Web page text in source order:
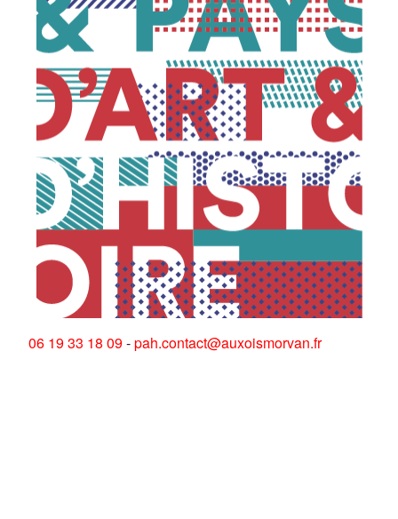
06 19 33 18 09-pah.contact@auxoismorvan.fr